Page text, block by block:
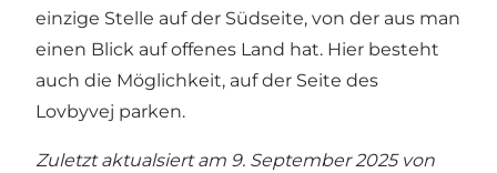
einzige Stelle auf der Südseite, von der aus man
einen Blick auf offenes Land hat. Hier besteht
auch die Möglichkeit, auf der Seite des
Lovbyvej parken.
Zuletzt aktualsiert am 9. September 2025 von